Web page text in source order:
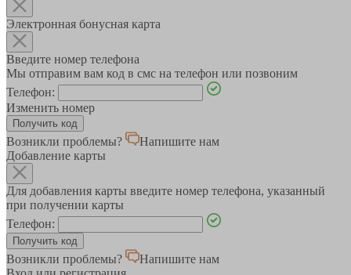
Электронная бонусная карта
Введите номер телефона
Мы отправим вам код в смс на телефон или позвоним
Телефон:
Изменить номер
Возникли проблемы?
Напишите нам
Добавление карты
Для добавления карты введите номер телефона, указанный
при получении карты
Телефон:
Возникли проблемы?
Напишите нам